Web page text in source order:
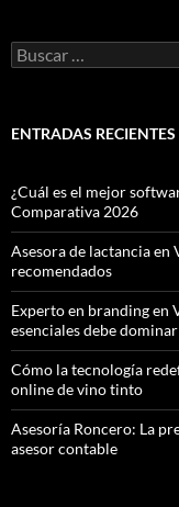
Buscar:
ENTRADAS RECIENTES
¿Cuál es el mejor
Comparativa 2026
Asesora de lactancia en
recomendados
Experto en branding en
esenciales debe dominar
Cómo la tecnología
online de vino tinto
Asesoría Roncero: La
asesor contable